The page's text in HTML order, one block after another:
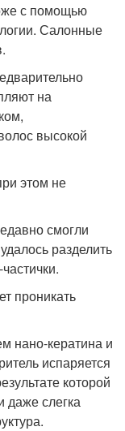
с помощью
Салонные
на
высокой
этом не
смогли
разделить
проникать
нано-кератина и
испаряется
которой
даже слегка